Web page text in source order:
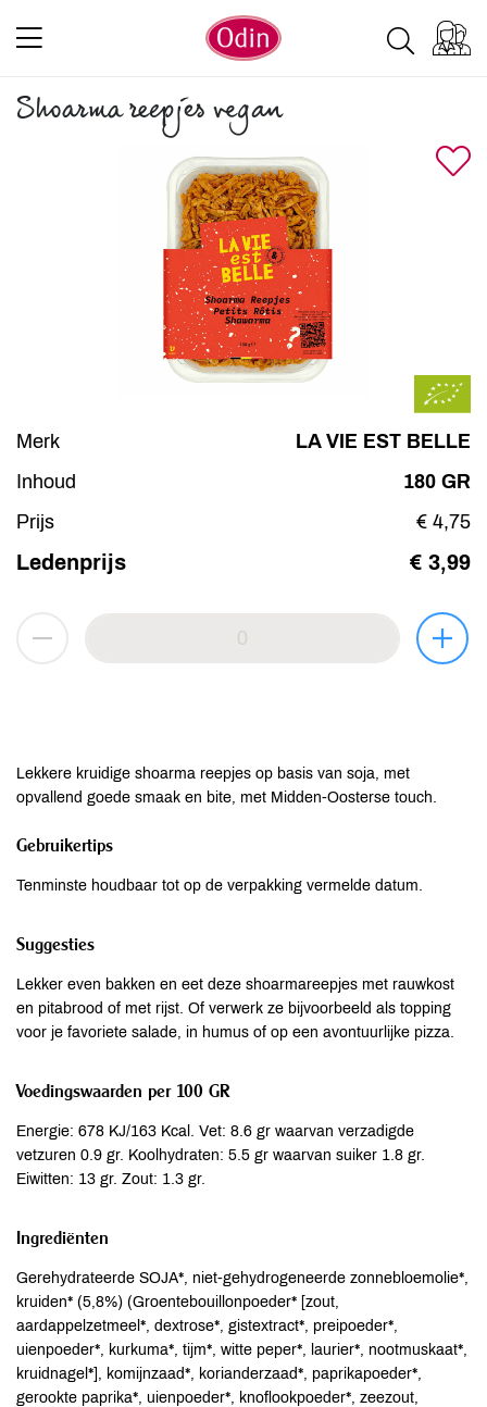
Shoarma reepjes vegan
Merk
LA VIE EST BELLE
Inhoud
180 GR
Prijs
€ 4,75
Ledenprijs € 3,99
Lekkere kruidige shoarma reepjes op basis van soja, met
opvallend goede smaak en bite, met Midden-Oosterse touch.
Gebruikertips
Tenminste houdbaar tot op de verpakking vermelde datum.
Suggesties
Lekker even bakken en eet deze shoarmareepjes met rauwkost
en pitabrood of met rijst. Of verwerk ze bijvoorbeeld als topping
voor je favoriete salade, in humus of op een avontuurlijke pizza.
Voedingswaarden per 100 GR
Energie: 678 KJ/163 Kcal. Vet: 8.6 gr waarvan verzadigde
vetzuren 0.9 gr. Koolhydraten: 5.5 gr waarvan suiker 1.8 gr.
Eiwitten: 13 gr. Zout: 1.3 gr.
Ingrediënten
Gerehydrateerde SOJA*, niet-gehydrogeneerde zonnebloemolie*,
kruiden* (5,8%) (Groentebouillonpoeder* [zout,
aardappelzetmeel*, dextrose*, gistextract*, preipoeder*,
uienpoeder*, kurkuma*, tijm*, witte peper*, laurier*, nootmuskaat*,
kruidnagel*], komijnzaad*, korianderzaad*, paprikapoeder*,
gerookte paprika*, uienpoeder*, knoflookpoeder*, zeezout,